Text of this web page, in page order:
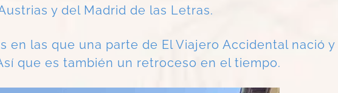
y del Madrid de las Letras.
en las que una parte de El Viajero Accidental nació y
que es también un retroceso en el tiempo.